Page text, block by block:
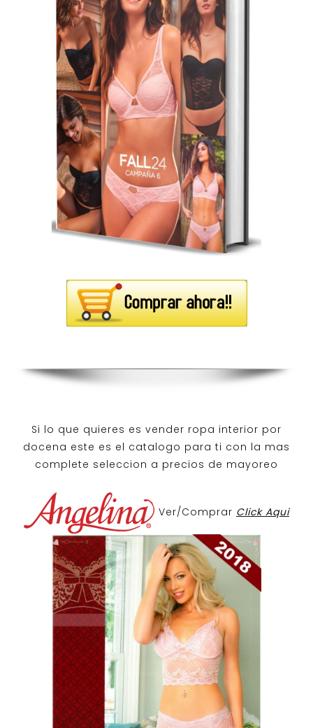
Si lo que quieres es vender ropa interior por
docena este es el catalogo para ti con la mas
complete seleccion a precios de mayoreo
Ver/Comprar Click Aqui